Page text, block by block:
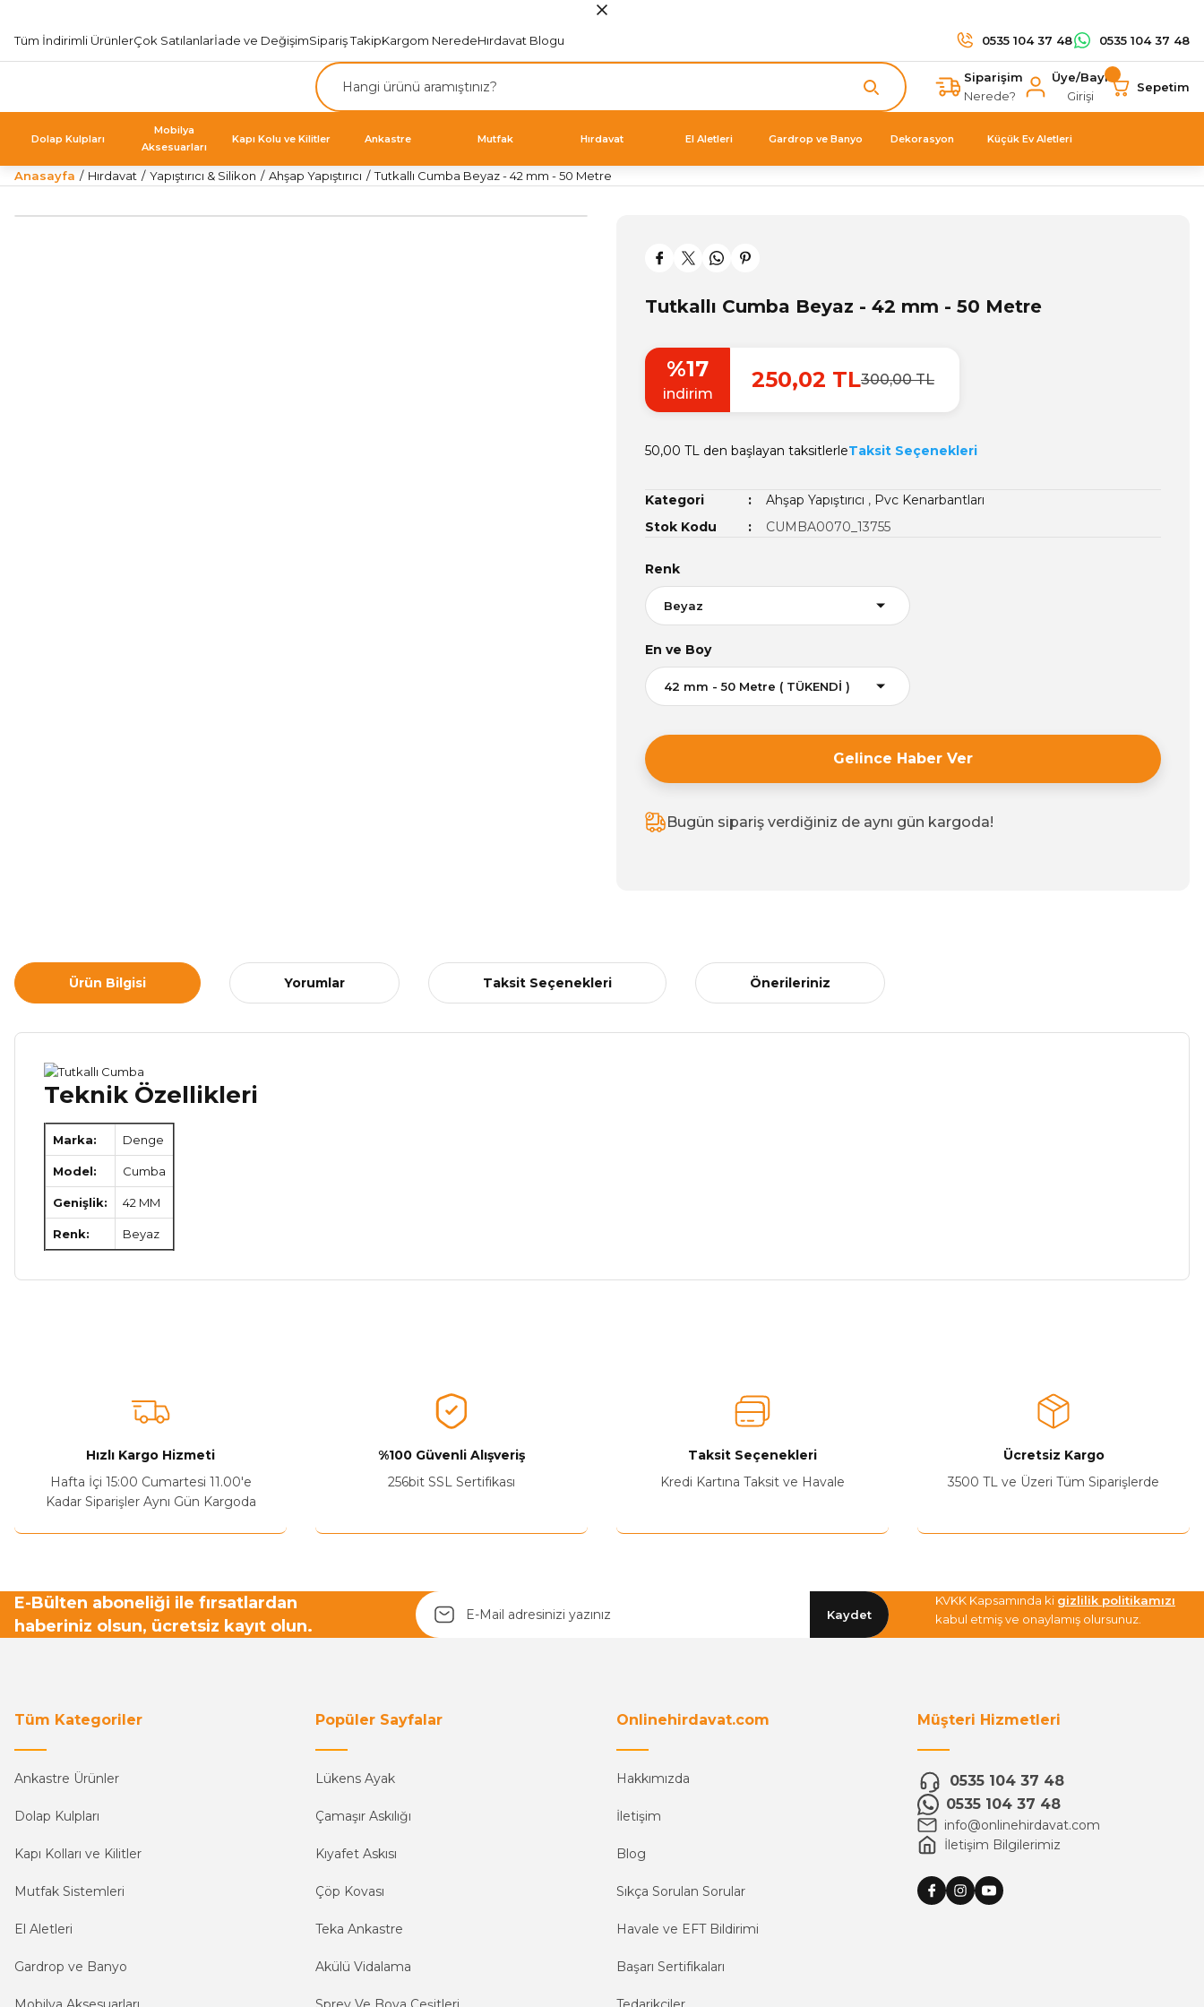
Tüm İndirimli ÜrünlerÇok Satılanlarİade ve DeğişimSipariş TakipKargom NeredeHırdavat Blogu 0535 104 37 48 0535 104 37 48
Siparişim
Nerede?
Üye/Bayi
Girişi
Sepetim
Dolap Kulpları
Mobilya
Aksesuarları
Kapı Kolu ve Kilitler Ankastre Mutfak Hırdavat El Aletleri Gardrop ve Banyo Dekorasyon Küçük Ev Aletleri
Anasayfa Hırdavat Yapıştırıcı & Silikon Ahşap Yapıştırıcı Tutkallı Cumba Beyaz - 42 mm - 50 Metre
Tutkallı Cumba Beyaz - 42 mm - 50 Metre
%17
indirim
250,02 TL300,00 TL
50,00 TL den başlayan taksitlerleTaksit Seçenekleri
Kategori Ahşap Yapıştırıcı , Pvc Kenarbantları
Stok Kodu
CUMBA0070_13755
Renk
En ve Boy
Gelince Haber Ver
Bugün sipariş verdiğiniz de aynı gün kargoda!
Ürün Bilgisi Yorumlar Taksit Seçenekleri Önerileriniz
Teknik Özellikleri
Marka: Denge
Model: Cumba
Genişlik: 42 MM
Renk: Beyaz
Ürün açıklamasında eksik bilgiler bulunuyor.
Bu ürüne benzer farklı alternatifler olmalı.
Yetkiliye Gönder
Hızlı Kargo Hizmeti
Hafta İçi 15:00 Cumartesi 11.00'e
Kadar Siparişler Aynı Gün Kargoda
%100 Güvenli Alışveriş
256bit SSL Sertifikası
Taksit Seçenekleri
Kredi Kartına Taksit ve Havale
Ücretsiz Kargo
3500 TL ve Üzeri Tüm Siparişlerde
E-Bülten aboneliği ile fırsatlardan
haberiniz olsun, ücretsiz kayıt olun.
Kaydet
KVKK Kapsamında ki gizlilik politikamızı
kabul etmiş ve onaylamış olursunuz.
Tüm Kategoriler
Ankastre Ürünler
Dolap Kulpları
Kapı Kolları ve Kilitler
Mutfak Sistemleri
El Aletleri
Gardrop ve Banyo
Popüler Sayfalar
Lükens Ayak
Çamaşır Askılığı
Kıyafet Askısı
Çöp Kovası
Teka Ankastre
Akülü Vidalama
Onlinehirdavat.com
Hakkımızda
İletişim
Blog
Sıkça Sorulan Sorular
Havale ve EFT Bildirimi
Başarı Sertifikaları
Müşteri Hizmetleri
0535 104 37 48
0535 104 37 48
info@onlinehirdavat.com
İletişim Bilgilerimiz